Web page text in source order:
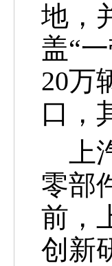
地，
盖“
20万
口，
上
零部
前，
创新